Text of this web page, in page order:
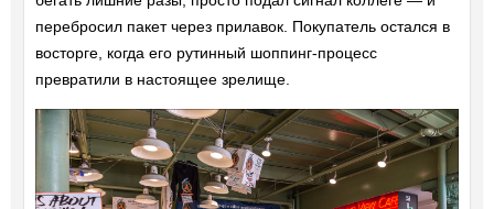
перебросил пакет через прилавок. Покупатель остался в
восторге, когда его рутинный шоппинг-процесс
превратили в настоящее зрелище.